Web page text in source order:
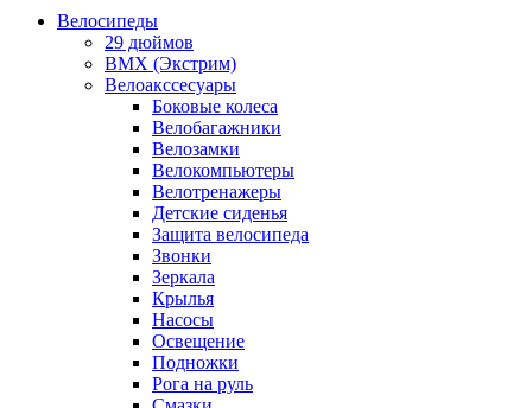
Велосипеды
29 дюймов
BMX (Экстрим)
Велоакссесуары
Боковые колеса
Велобагажники
Велозамки
Велокомпьютеры
Велотренажеры
Детские сиденья
Защита велосипеда
Звонки
Зеркала
Крылья
Насосы
Освещение
Подножки
Рога на руль